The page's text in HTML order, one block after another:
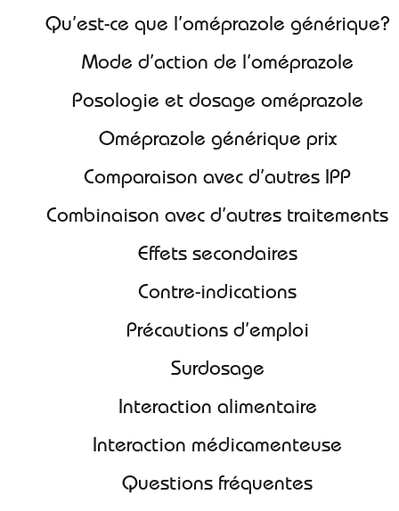
Qu’est-ce que l’oméprazole générique?
Mode d’action de l’oméprazole
Posologie et dosage oméprazole
Oméprazole générique prix
Comparaison avec d’autres IPP
Combinaison avec d’autres traitements
Effets secondaires
Contre-indications
Précautions d’emploi
Surdosage
Interaction alimentaire
Interaction médicamenteuse
Questions fréquentes